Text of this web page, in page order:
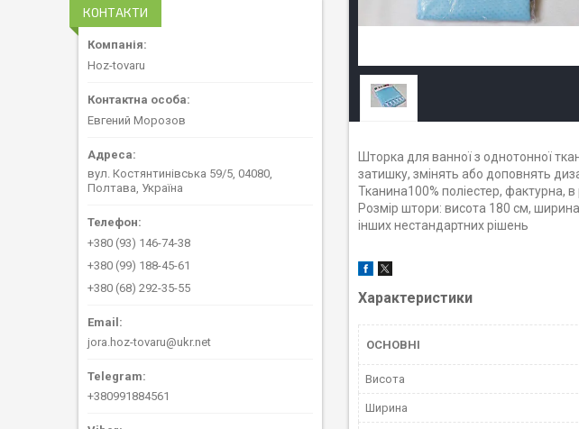
Шторка для ванної з однотонної
затишку, змінять або доповнять
Тканина100% поліестер, фактурна,
Розмір штори: висота 180 см,
інших нестандартних рішень
Характеристики
ОСНОВНІ
Висота
Ширина
КОНТАКТИ
Hoz-tovaru
Евгений Морозов
вул. Костянтинівська 59/5, 04080,
Полтава, Україна
+380 (93) 146-74-38
+380 (99) 188-45-61
+380 (68) 292-35-55
jora.hoz-tovaru@ukr.net
+380991884561